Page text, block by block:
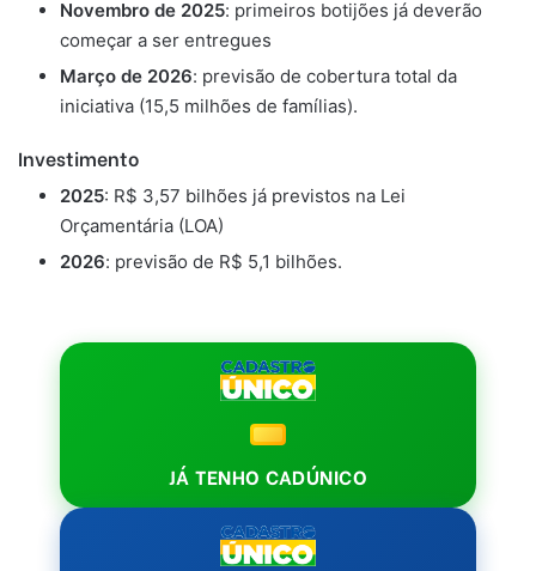
Novembro de 2025: primeiros botijões já deverão
começar a ser entregues
Março de 2026: previsão de cobertura total da
iniciativa (15,5 milhões de famílias).
Investimento
2025: R$ 3,57 bilhões já previstos na Lei
Orçamentária (LOA)
2026: previsão de R$ 5,1 bilhões.
JÁ TENHO CADÚNICO